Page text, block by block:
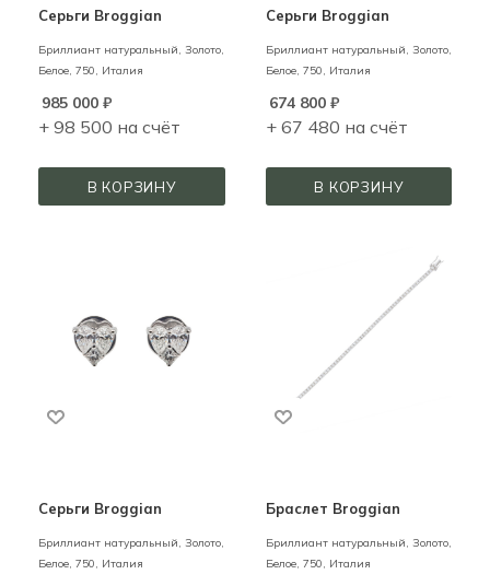
Серьги Broggian
Бриллиант натуральный, Золото,
Белое, 750, Италия
985 000 ₽
+ 98 500 на счёт
В КОРЗИНУ
Серьги Broggian
Бриллиант натуральный, Золото,
Белое, 750, Италия
674 800₽
+ 67 480 на счёт
В КОРЗИНУ
Серьги Broggian
Бриллиант натуральный, Золото,
Белое, 750, Италия
Браслет Broggian
Бриллиант натуральный, Золото,
Белое, 750, Италия